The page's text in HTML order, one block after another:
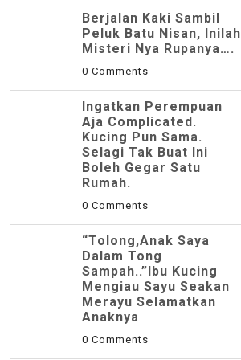
Berjalan Kaki Sambil
Peluk Batu Nisan, Inilah
Misteri Nya Rupanya….
0 Comments
Ingatkan Perempuan
Aja Complicated.
Kucing Pun Sama.
Selagi Tak Buat Ini
Boleh Gegar Satu
Rumah.
0 Comments
“Tolong,Anak Saya
Dalam Tong
Sampah..”Ibu Kucing
Mengiau Sayu Seakan
Merayu Selamatkan
Anaknya
0 Comments